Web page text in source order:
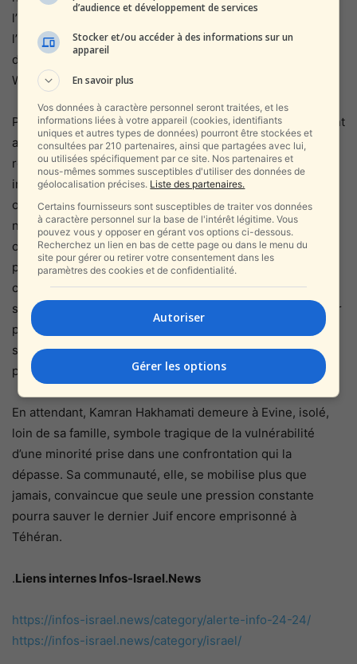
l’inquiétude : tout voyageur ayant des liens familiaux avec
l’Iran peut, du jour au lendemain, devenir un instrument
dans le bras de fer géopolitique entre Téhéran,
Washington et Jérusalem.
Pour l’instant, les démarches de la diaspora se poursuivent
avec intensité. Des interlocuteurs proches des milieux
religieux hassidiques affirment explorer plusieurs canaux
indirects — notamment via des hommes d’affaires et des
organisations humanitaires ayant déjà mené des
négociations en Iran. Du côté américain, aucune réaction
officielle n’a encore été rendue publique, mais des
pressions diplomatiques discrètes seraient en cours. La
communauté juive d’origine iranienne, particulièrement
soudée, espère que la médiatisation croissante du dossier
permettra d’éviter que Hakhamati ne disparaisse dans le
système carcéral du régime, comme tant d’autres
prisonniers politiques.
En attendant, Kamran Hakhamati demeure à Evine, isolé,
loin de sa famille, symbole tragique de la vulnérabilité
d’une minorité prise dans une confrontation qui la
dépasse. Sa communauté, elle, se mobilise plus que
jamais, convaincue que seule une pression constante
pourra sauver le dernier Juif encore emprisonné à
Téhéran.
.Liens internes Infos-Israel.News
https://infos-israel.news/category/alerte-info-24-24/
https://infos-israel.news/category/israel/
d’audience et développement de services
Stocker et/ou accéder à des informations sur un
appareil
En savoir plus
Vos données à caractère personnel seront traitées, et les
informations liées à votre appareil (cookies, identifiants
uniques et autres types de données) pourront être stockées et
consultées par 210 partenaires, ainsi que partagées avec lui,
ou utilisées spécifiquement par ce site. Nos partenaires et
nous-mêmes sommes susceptibles d'utiliser des données de
géolocalisation précises. Liste des partenaires.
Certains fournisseurs sont susceptibles de traiter vos données
à caractère personnel sur la base de l'intérêt légitime. Vous
pouvez vous y opposer en gérant vos options ci-dessous.
Recherchez un lien en bas de cette page ou dans le menu du
site pour gérer ou retirer votre consentement dans les
paramètres des cookies et de confidentialité.
Autoriser
Gérer les options